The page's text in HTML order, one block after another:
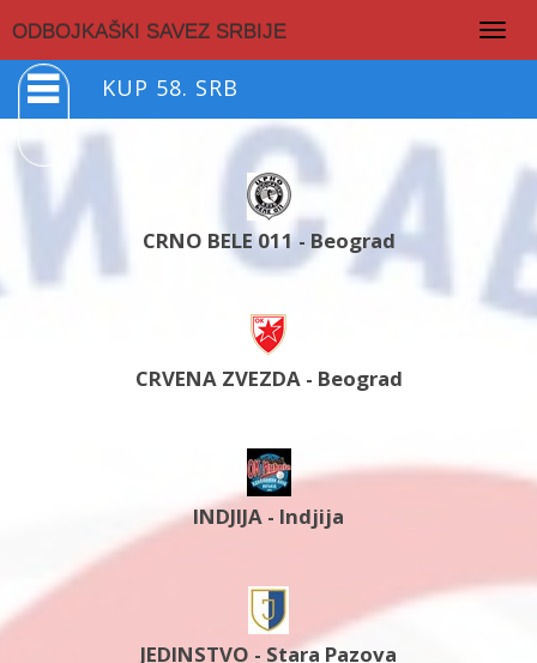
ODBOJKAŠKI SAVEZ SRBIJE
KUP 58. SRB
CRNO BELE 011 - Beograd
CRVENA ZVEZDA - Beograd
INDJIJA - Indjija
JEDINSTVO - Stara Pazova